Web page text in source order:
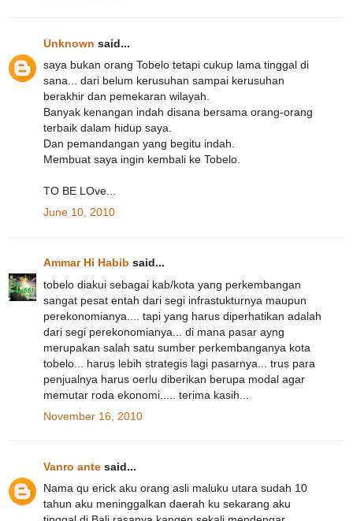
Unknown said...
saya bukan orang Tobelo tetapi cukup lama tinggal di
sana... dari belum kerusuhan sampai kerusuhan
berakhir dan pemekaran wilayah.
Banyak kenangan indah disana bersama orang-orang
terbaik dalam hidup saya.
Dan pemandangan yang begitu indah.
Membuat saya ingin kembali ke Tobelo.
TO BE LOve...
June 10, 2010
Ammar Hi Habib said...
tobelo diakui sebagai kab/kota yang perkembangan
sangat pesat entah dari segi infrastukturnya maupun
perekonomianya.... tapi yang harus diperhatikan adalah
dari segi perekonomianya... di mana pasar ayng
merupakan salah satu sumber perkembanganya kota
tobelo... harus lebih strategis lagi pasarnya... trus para
penjualnya harus oerlu diberikan berupa modal agar
memutar roda ekonomi..... terima kasih...
November 16, 2010
Vanro ante said...
Nama qu erick aku orang asli maluku utara sudah 10
tahun aku meninggalkan daerah ku sekarang aku